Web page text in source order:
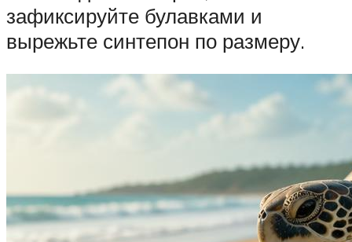
зафиксируйте булавками и
вырежьте синтепон по размеру.